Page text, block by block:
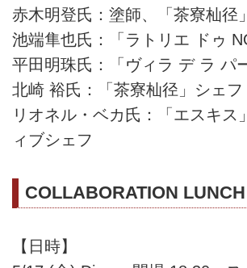
赤木明登氏：塗師、「茶寮杣径
池端隼也氏：「ラトリエ ドゥ
平田明珠氏：「ヴィラ デ ラ パ
北崎 裕氏：「茶寮杣径」シェフ
リオネル・ベカ氏：「エスキス
ィブシェフ
COLLABORATION
【日時】